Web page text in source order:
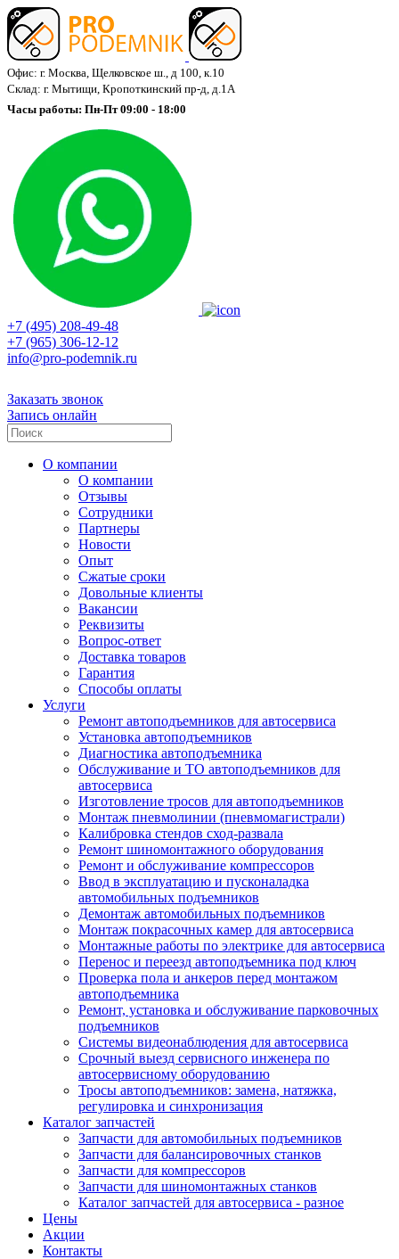
Офис: г. Москва, Щелковское ш., д 100, к.10
Склад: г. Мытищи, Кропоткинский пр-д, д.1А
Часы работы: Пн-Пт 09:00 - 18:00
+7 (495) 208-49-48
+7 (965) 306-12-12
info@pro-podemnik.ru
Заказать звонок
Запись онлайн
О компании
О компании
Отзывы
Сотрудники
Партнеры
Новости
Опыт
Сжатые сроки
Довольные клиенты
Вакансии
Реквизиты
Вопрос-ответ
Доставка товаров
Гарантия
Способы оплаты
Услуги
Ремонт автоподъемников для автосервиса
Установка автоподъемников
Диагностика автоподъемника
Обслуживание и ТО автоподъемников для
автосервиса
Изготовление тросов для автоподъемников
Монтаж пневмолинии (пневмомагистрали)
Калибровка стендов сход-развала
Ремонт шиномонтажного оборудования
Ремонт и обслуживание компрессоров
Ввод в эксплуатацию и пусконаладка
автомобильных подъемников
Демонтаж автомобильных подъемников
Монтаж покрасочных камер для автосервиса
Монтажные работы по электрике для автосервиса
Перенос и переезд автоподъемника под ключ
Проверка пола и анкеров перед монтажом
автоподъемника
Ремонт, установка и обслуживание парковочных
подъемников
Системы видеонаблюдения для автосервиса
Срочный выезд сервисного инженера по
автосервисному оборудованию
Тросы автоподъемников: замена, натяжка,
регулировка и синхронизация
Каталог запчастей
Запчасти для автомобильных подъемников
Запчасти для балансировочных станков
Запчасти для компрессоров
Запчасти для шиномонтажных станков
Каталог запчастей для автосервиса - разное
Цены
Акции
Контакты